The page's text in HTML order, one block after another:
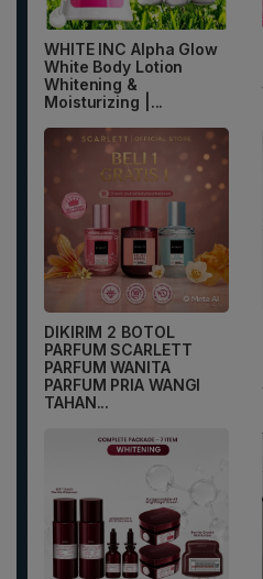
WHITE INC Alpha Glow
White Body Lotion
Whitening &
Moisturizing |...
DIKIRIM 2 BOTOL
PARFUM SCARLETT
PARFUM WANITA
PARFUM PRIA WANGI
TAHAN...